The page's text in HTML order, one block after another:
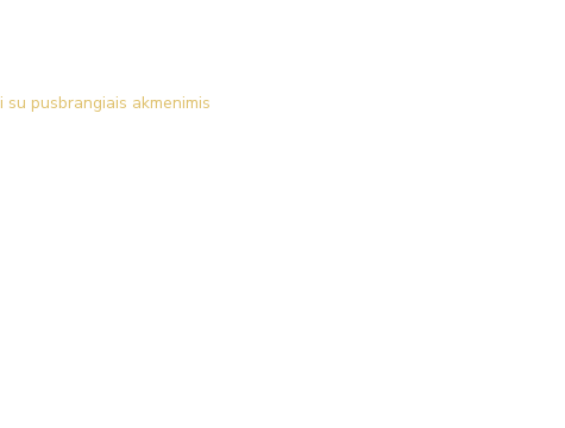
su pusbrangiais akmenimis